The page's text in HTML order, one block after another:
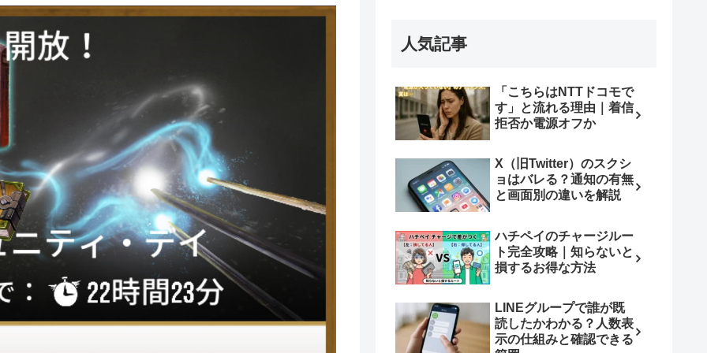
人気記事
「こちらはNTTドコモで
す」と流れる理由｜着信
拒否か電源オフか
X（旧Twitter）のスクシ
ョはバレる？通知の有無
と画面別の違いを解説
ハチペイのチャージルー
ト完全攻略｜知らないと
損するお得な方法
LINEグループで誰が既
読したかわかる？人数表
示の仕組みと確認できる